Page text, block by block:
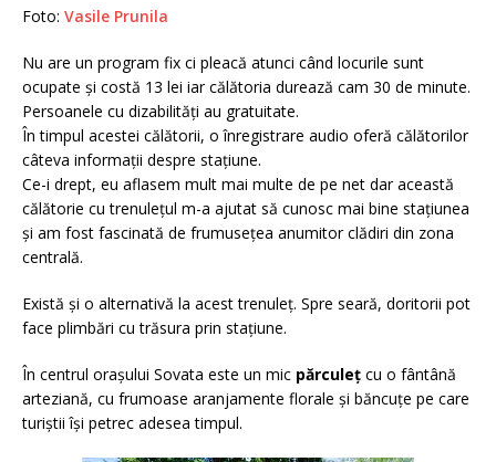
Foto: Vasile Prunila
Nu are un program fix ci pleacă atunci când locurile sunt
ocupate și costă 13 lei iar călătoria durează cam 30 de minute.
Persoanele cu dizabilități au gratuitate.
În timpul acestei călătorii, o înregistrare audio oferă călătorilor
câteva informații despre stațiune.
Ce-i drept, eu aflasem mult mai multe de pe net dar această
călătorie cu trenulețul m-a ajutat să cunosc mai bine stațiunea
și am fost fascinată de frumusețea anumitor clădiri din zona
centrală.
Există și o alternativă la acest trenuleț. Spre seară, doritorii pot
face plimbări cu trăsura prin stațiune.
În centrul orașului Sovata este un mic părculeț cu o fântână
arteziană, cu frumoase aranjamente florale și băncuțe pe care
turiștii își petrec adesea timpul.